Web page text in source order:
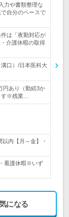
力や書類整理な
自分のペースで
は「夜勤対応が
介護休暇の取得
溝口）/日本医科大
円あり（勤続3か
す※残業…
内【月～金】・
看護休暇※いず
になる